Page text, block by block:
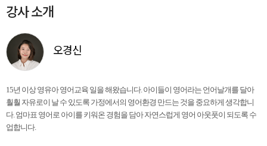
강사 소개
오경신
15년 이상 영유아 영어교육 일을 해왔습니다. 아이들이 영어라는 언어날개를 달아
훨훨 자유로이 날 수 있도록 가정에서의 영어환경 만드는 것을 중요하게 생각합니
다. 엄마표 영어로 아이를 키워온 경험을 담아 자연스럽게 영어 아웃풋이 되도록 수
업합니다.